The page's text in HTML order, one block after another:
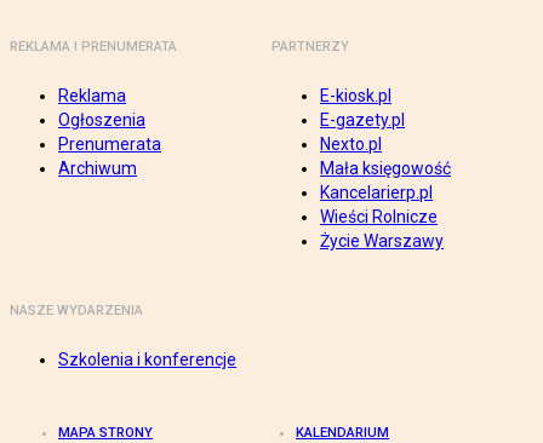
REKLAMA I PRENUMERATA
Reklama
Ogłoszenia
Prenumerata
Archiwum
PARTNERZY
E-kiosk.pl
E-gazety.pl
Nexto.pl
Mała księgowość
Kancelarierp.pl
Wieści Rolnicze
Życie Warszawy
NASZE WYDARZENIA
Szkolenia i konferencje
MAPA STRONY KALENDARIUM